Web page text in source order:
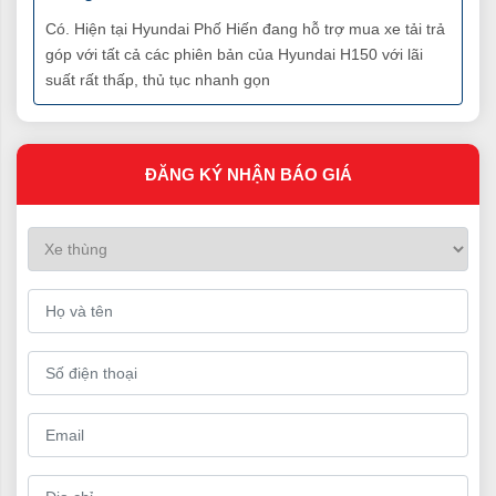
Ngoại thất xe tải Hyundai H150
được thiết kế hiện đại, những đường gân dập nổi mềm mại
vuốt ngược từ dưới lên trên làm tăng khả năng khí động
lớn và được xếp chồng lên nhau làm tăng khả năng chiếu
Có. Hiện tại Hyundai Phố Hiến đang hỗ trợ mua xe tải trả
góp với tất cả các phiên bản của Hyundai H150 với lãi
suất rất thấp, thủ tục nhanh gọn
ĐĂNG KÝ NHẬN BÁO GIÁ